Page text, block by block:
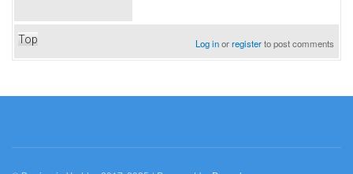
Top Log inorregisterto post comments